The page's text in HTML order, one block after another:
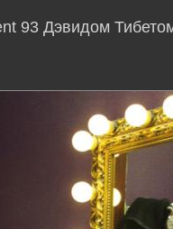
93 Дэвидом